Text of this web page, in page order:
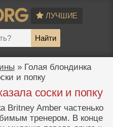
ЛУЧШИЕ
Найти
» Голая блондинка
и попку
соски и попку
Britney Amber частенько
тренером. В конце